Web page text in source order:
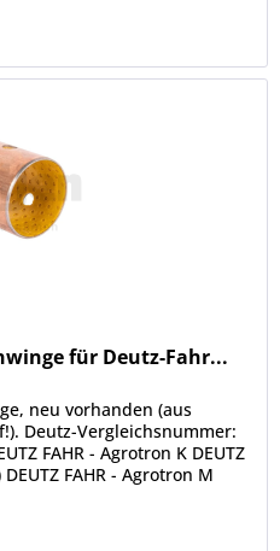
für Deutz-Fahr...
neu vorhanden (aus
Deutz-Vergleichsnummer:
FAHR - Agrotron K DEUTZ
DEUTZ FAHR - Agrotron M